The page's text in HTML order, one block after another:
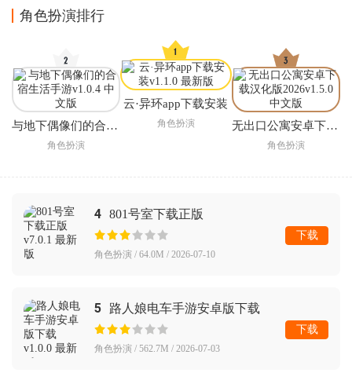
角色扮演排行
与地下偶像们的合宿生活手游
角色扮演
云·异环app下载安装
角色扮演 无出口公寓安卓下载汉化版2026
角色扮演
4 801号室下载正版
角色扮演 / 64.0M / 2026-07-10
下载
5 路人娘电车手游安卓版下载
角色扮演 / 562.7M / 2026-07-03
下载